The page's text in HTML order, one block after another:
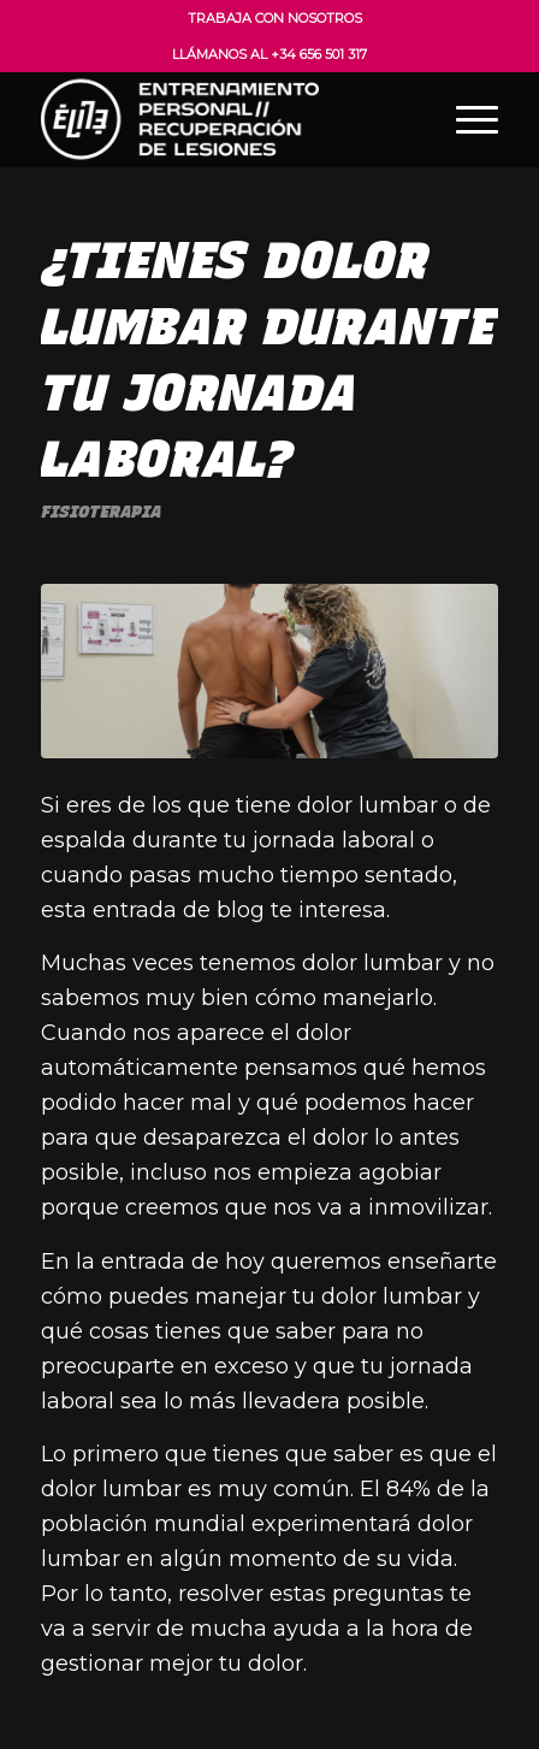
TRABAJA CON NOSOTROS
LLÁMANOS AL +34 656 501 317
¿TIENES DOLOR
LUMBAR DURANTE
TU JORNADA
LABORAL?
FISIOTERAPIA
Si eres de los que tiene dolor lumbar o de
espalda durante tu jornada laboral o
cuando pasas mucho tiempo sentado,
esta entrada de blog te interesa.
Muchas veces tenemos dolor lumbar y no
sabemos muy bien cómo manejarlo.
Cuando nos aparece el dolor
automáticamente pensamos qué hemos
podido hacer mal y qué podemos hacer
para que desaparezca el dolor lo antes
posible, incluso nos empieza agobiar
porque creemos que nos va a inmovilizar.
En la entrada de hoy queremos enseñarte
cómo puedes manejar tu dolor lumbar y
qué cosas tienes que saber para no
preocuparte en exceso y que tu jornada
laboral sea lo más llevadera posible.
Lo primero que tienes que saber es que el
dolor lumbar es muy común. El 84% de la
población mundial experimentará dolor
lumbar en algún momento de su vida.
Por lo tanto, resolver estas preguntas te
va a servir de mucha ayuda a la hora de
gestionar mejor tu dolor.